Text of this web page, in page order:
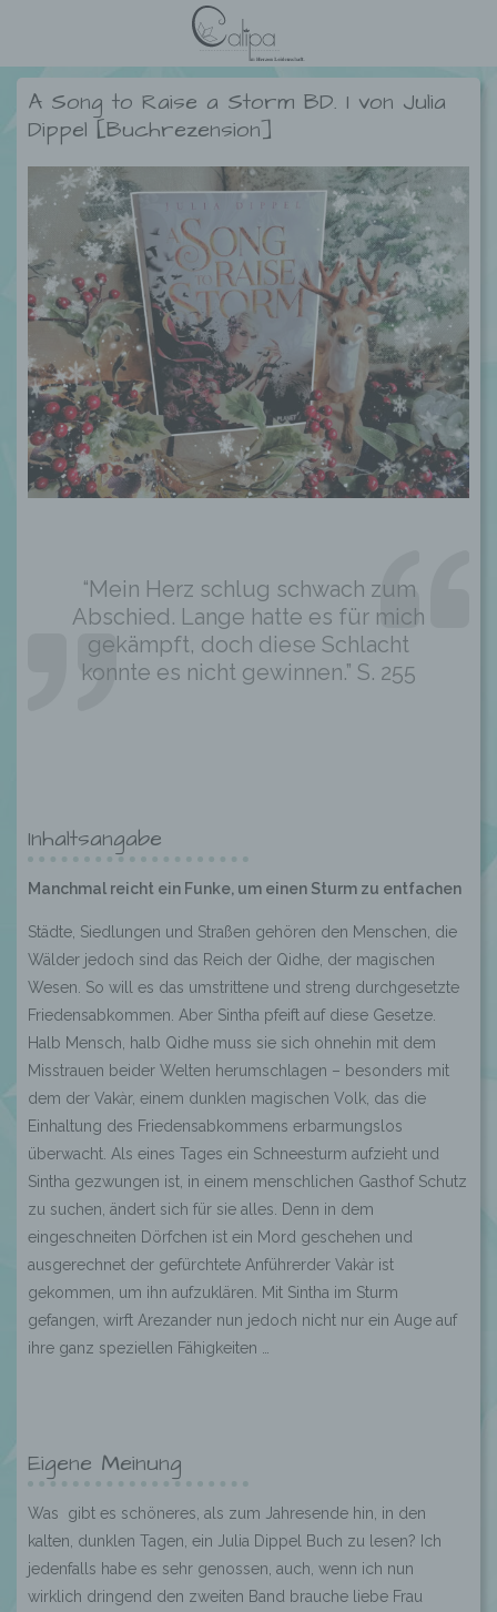
A Song to Raise a Storm BD. 1 von Julia
Dippel [Buchrezension]
“Mein Herz schlug schwach zum
Abschied. Lange hatte es für mich
gekämpft, doch diese Schlacht
konnte es nicht gewinnen.” S. 255
Inhaltsangabe
Manchmal reicht ein Funke, um einen Sturm zu entfachen
Städte, Siedlungen und Straßen gehören den Menschen, die
Wälder jedoch sind das Reich der Qidhe, der magischen
Wesen. So will es das umstrittene und streng durchgesetzte
Friedensabkommen. Aber Sintha pfeift auf diese Gesetze.
Halb Mensch, halb Qidhe muss sie sich ohnehin mit dem
Misstrauen beider Welten herumschlagen – besonders mit
dem der Vakàr, einem dunklen magischen Volk, das die
Einhaltung des Friedensabkommens erbarmungslos
überwacht. Als eines Tages ein Schneesturm aufzieht und
Sintha gezwungen ist, in einem menschlichen Gasthof Schutz
zu suchen, ändert sich für sie alles. Denn in dem
eingeschneiten Dörfchen ist ein Mord geschehen und
ausgerechnet der gefürchtete Anführerder Vakàr ist
gekommen, um ihn aufzuklären. Mit Sintha im Sturm
gefangen, wirft Arezander nun jedoch nicht nur ein Auge auf
ihre ganz speziellen Fähigkeiten …
Eigene Meinung
Was gibt es schöneres, als zum Jahresende hin, in den
kalten, dunklen Tagen, ein Julia Dippel Buch zu lesen? Ich
jedenfalls habe es sehr genossen, auch, wenn ich nun
wirklich dringend den zweiten Band brauche liebe Frau